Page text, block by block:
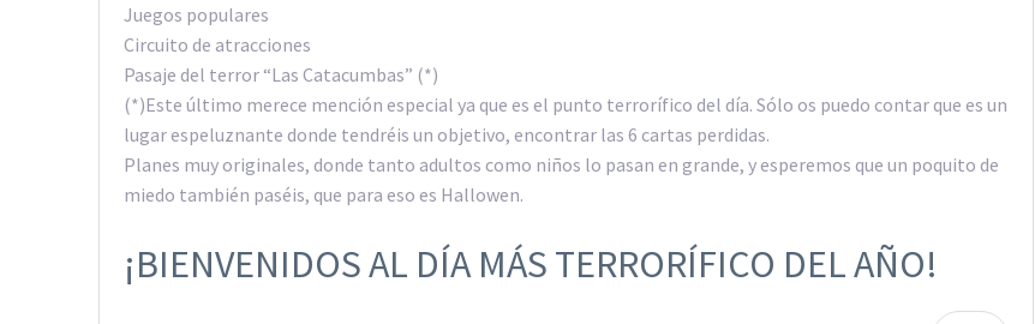
Juegos populares
Circuito de atracciones
Pasaje del terror “Las Catacumbas” (*)
(*)Este último merece mención especial ya que es el punto terrorífico del día. Sólo os puedo contar que es un
lugar espeluznante donde tendréis un objetivo, encontrar las 6 cartas perdidas.
Planes muy originales, donde tanto adultos como niños lo pasan en grande, y esperemos que un poquito de
miedo también paséis, que para eso es Hallowen.
¡BIENVENIDOS AL DÍA MÁS TERRORÍFICO DEL AÑO!